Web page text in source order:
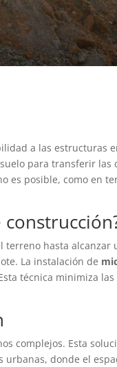
a las estructuras
para transferir las
es posible, como en
hasta alcanzar
La instalación de
técnica minimiza
complejos. Esta
urbanas, donde el